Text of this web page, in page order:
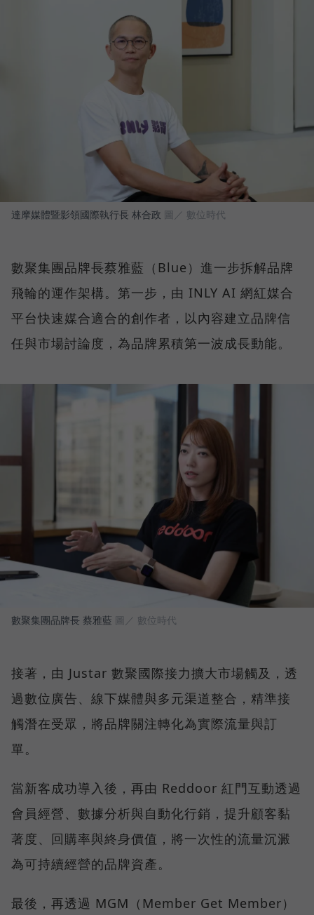
達摩媒體暨影領國際執行長 林合政 圖／ 數位時代
數聚集團品牌長蔡雅藍（Blue）進一步拆解品牌
飛輪的運作架構。第一步，由 INLY AI 網紅媒合
平台快速媒合適合的創作者，以內容建立品牌信
任與市場討論度，為品牌累積第一波成長動能。
數聚集團品牌長 蔡雅藍 圖／ 數位時代
接著，由 Justar 數聚國際接力擴大市場觸及，透
過數位廣告、線下媒體與多元渠道整合，精準接
觸潛在受眾，將品牌關注轉化為實際流量與訂
單。
當新客成功導入後，再由 Reddoor 紅門互動透過
會員經營、數據分析與自動化行銷，提升顧客黏
著度、回購率與終身價值，將一次性的流量沉澱
為可持續經營的品牌資產。
最後，再透過 MGM（Member Get Member）